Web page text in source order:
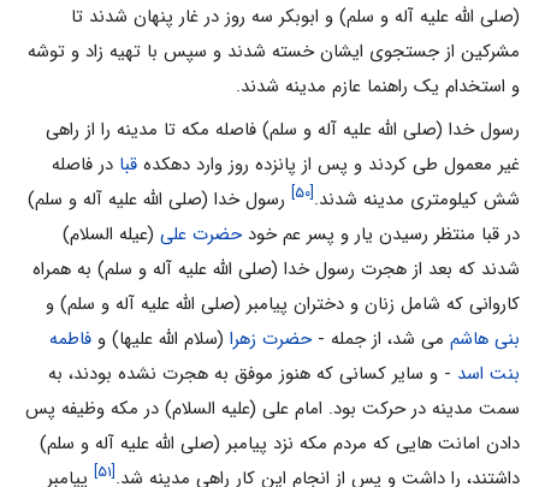
(صلی الله علیه آله و سلم) و ابوبکر سه روز در غار پنهان شدند تا
مشرکین از جستجوی ایشان خسته شدند و سپس با تهیه زاد و توشه
و استخدام یک راهنما عازم مدینه شدند.
رسول خدا (صلی الله علیه آله و سلم) فاصله مکه تا مدینه را از راهی
غیر معمول طی کردند و پس از پانزده روز وارد دهکده قبا در فاصله
شش کیلومتری مدینه شدند.[۵۰]
رسول خدا (صلی الله علیه آله و سلم)
در قبا منتظر رسیدن یار و پسر عم خودحضرت علی (عیله السلام)
شدند که بعد از هجرت رسول خدا (صلی الله علیه آله و سلم) به همراه
کاروانی که شامل زنان و دختران پیامبر (صلی الله علیه آله و سلم) و
بنی هاشم می شد، از جمله -حضرت زهرا (سلام الله علیها) و فاطمه
بنت اسد - و سایر کسانی که هنوز موفق به هجرت نشده بودند، به
سمت مدینه در حرکت بود. امام علی (علیه السلام) در مکه وظیفه پس
دادن امانت هایی که مردم مکه نزد پیامبر (صلی الله علیه آله و سلم)
داشتند، را داشت و پس از انجام این کار راهی مدینه شد.[۵۱]
پیامبر